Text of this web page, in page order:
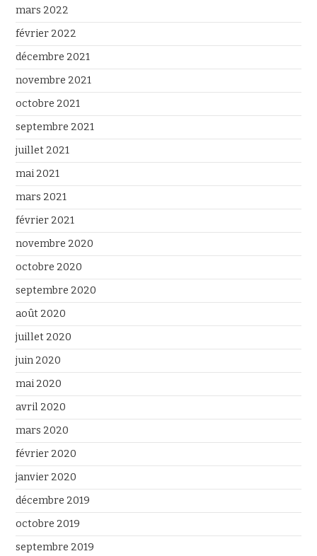
mars 2022
février 2022
décembre 2021
novembre 2021
octobre 2021
septembre 2021
juillet 2021
mai 2021
mars 2021
février 2021
novembre 2020
octobre 2020
septembre 2020
août 2020
juillet 2020
juin 2020
mai 2020
avril 2020
mars 2020
février 2020
janvier 2020
décembre 2019
octobre 2019
septembre 2019